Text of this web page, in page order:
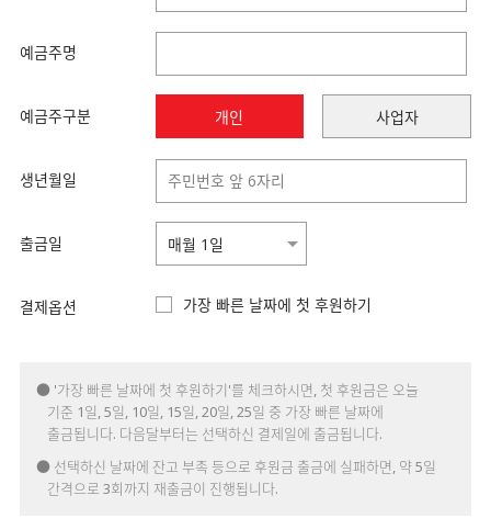
예금주명
예금주구분 개인 사업자
생년월일
출금일
결제옵션 가장 빠른 날짜에 첫 후원하기
● '가장 빠른 날짜에 첫 후원하기'를 체크하시면, 첫 후원금은 오늘
기준 1일, 5일, 10일, 15일, 20일, 25일 중 가장 빠른 날짜에
출금됩니다. 다음달부터는 선택하신 결제일에 출금됩니다.
● 선택하신 날짜에 잔고 부족 등으로 후원금 출금에 실패하면, 약 5일
간격으로 3회까지 재출금이 진행됩니다.